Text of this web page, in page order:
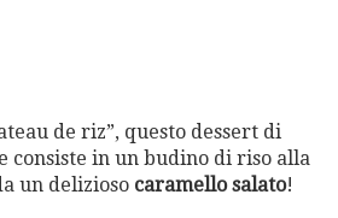
de riz”, questo dessert di
consiste in un budino di riso alla
un delizioso caramello salato!